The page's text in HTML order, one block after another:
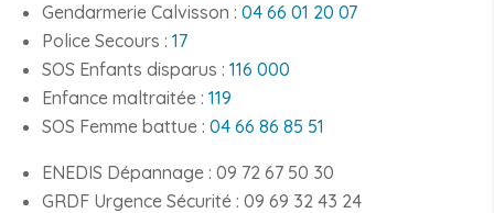
Gendarmerie Calvisson :04 66 01 20 07
Police Secours :17
SOS Enfants disparus :116 000
Enfance maltraitée :119
SOS Femme battue :04 66 86 85 51
ENEDIS Dépannage : 09 72 67 50 30
GRDF Urgence Sécurité : 09 69 32 43 24